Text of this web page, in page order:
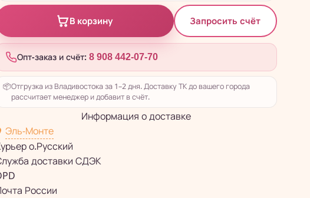
В корзину Запросить счёт
Опт-заказ и счёт: 8 908 442-07-70
📦Отгрузка из Владивостока за 1–2 дня. Доставку ТК до вашего города
рассчитает менеджер и добавит в счёт.
Информация о доставке
Эль-Монте
о.Русский
доставки СДЭК
России